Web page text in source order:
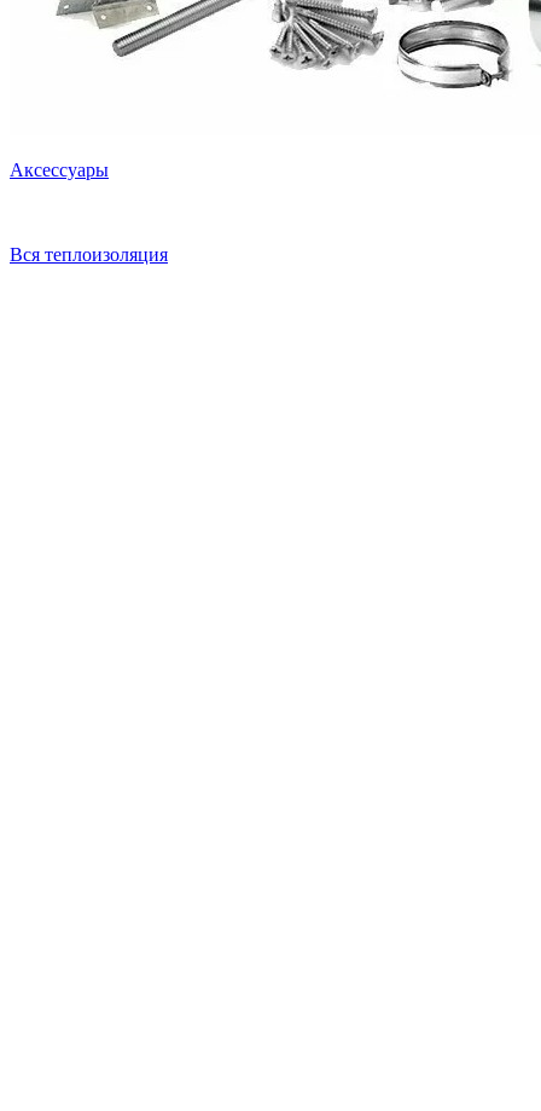
Аксессуары
Вся теплоизоляция